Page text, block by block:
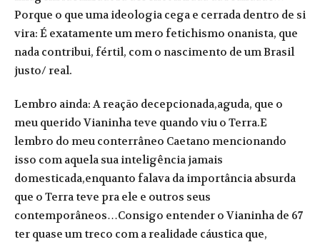
Porque o que uma ideologia cega e cerrada dentro de si
vira: É exatamente um mero fetichismo onanista, que
nada contribui, fértil, com o nascimento de um Brasil
justo/ real.
Lembro ainda: A reação decepcionada,aguda, que o
meu querido Vianinha teve quando viu o Terra.E
lembro do meu conterrâneo Caetano mencionando
isso com aquela sua inteligência jamais
domesticada,enquanto falava da importância absurda
que o Terra teve pra ele e outros seus
contemporâneos…Consigo entender o Vianinha de 67
ter quase um treco com a realidade cáustica que,